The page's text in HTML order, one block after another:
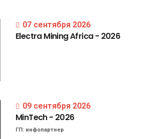
07 сентября 2026
ElectraMiningAfrica- 2026
09 сентября 2026
MinTech- 2026
ГП: инфопартнер